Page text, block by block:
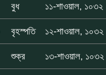
বুধ ১১-শাওয়াল, ১০৩২
বৃহস্পতি ১২-শাওয়াল, ১০৩২
শুক্র ১৩-শাওয়াল, ১০৩২